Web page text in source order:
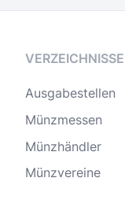
VERZEICHNISSE
Ausgabestellen
Münzmessen
Münzhändler
Münzvereine